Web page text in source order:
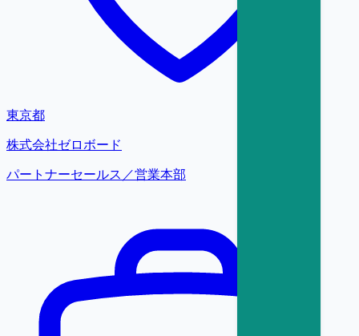
東京都
株式会社ゼロボード
パートナーセールス／営業本部